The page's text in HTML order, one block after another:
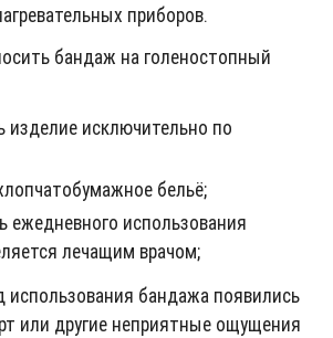
приборов.
бандаж на голеностопный
изделие исключительно по
бельё;
ежедневного использования
лечащим врачом;
использования бандажа появились
или другие неприятные ощущения